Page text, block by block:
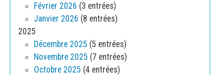
Février 2026 (3 entrées)
Janvier 2026 (8 entrées)
2025
Décembre 2025 (5 entrées)
Novembre 2025 (7 entrées)
Octobre 2025 (4 entrées)